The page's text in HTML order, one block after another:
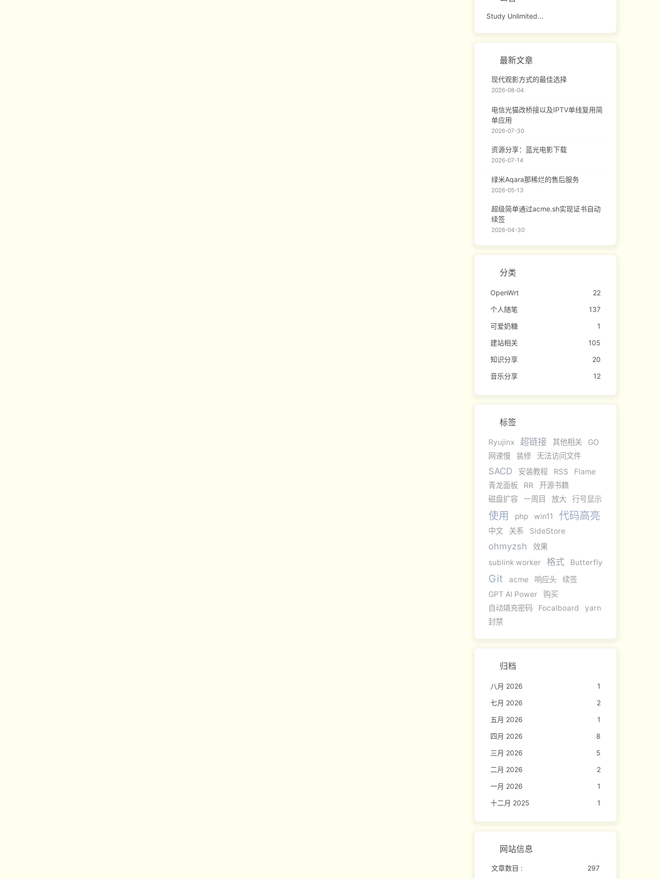
Study Unlimited...
最新文章
现代观影方式的最佳选择
2026-08-04
电信光猫改桥接以及IPTV单线复用简
单应用
2026-07-30
资源分享：蓝光电影下载
2026-07-14
绿米Aqara那稀烂的售后服务
2026-05-13
超级简单通过acme.sh实现证书自动
续签
2026-04-30
分类
OpenWrt
22
个人随笔
137
可爱奶糖
1
建站相关
105
知识分享
20
音乐分享
12
标签
Ryujinx 超链接 其他相关
GO
网速慢
装修 无法访问文件
SACD 安装教程 RSS
Flame
青龙面板
RR
开源书籍
磁盘扩容
一周目 放大 行号显示
使用 php win11 代码高亮
中文 关系 SideStore
ohmyzsh
效果
sublink worker
格式 Butterfly
Git acme 响应头
续签
GPT AI Power
购买
自动填充密码
Focalboard
yarn
封禁
归档
八月 2026
1
七月 2026
2
五月 2026
1
四月 2026
8
三月 2026
5
二月 2026
2
一月 2026
1
十二月 2025
1
网站信息
文章数目 :
297